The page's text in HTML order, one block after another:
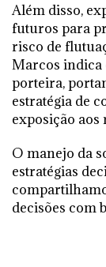
Além disso,
futuros para
risco de
Marcos indica
porteira,
estratégia de
exposição aos
O manejo da
estratégias
decisões com